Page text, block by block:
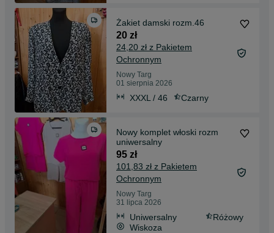
Żakiet damski rozm.46
20 zł
24,20 zł z Pakietem
Ochronnym
Nowy Targ
01 sierpnia 2026
XXXL / 46 Czarny
Nowy komplet włoski rozm
uniwersalny
95 zł
101,83 zł z Pakietem
Ochronnym
Nowy Targ
31 lipca 2026
Uniwersalny
Różowy
Wiskoza